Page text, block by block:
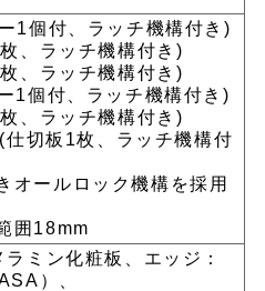
1個付、ラッチ機構付き)
、ラッチ機構付き)
、ラッチ機構付き)
1個付、ラッチ機構付き)
、ラッチ機構付き)
板1枚、ラッチ機構付
オールロック機構を採用
囲18mm
ミン化粧板、エッジ：
）、